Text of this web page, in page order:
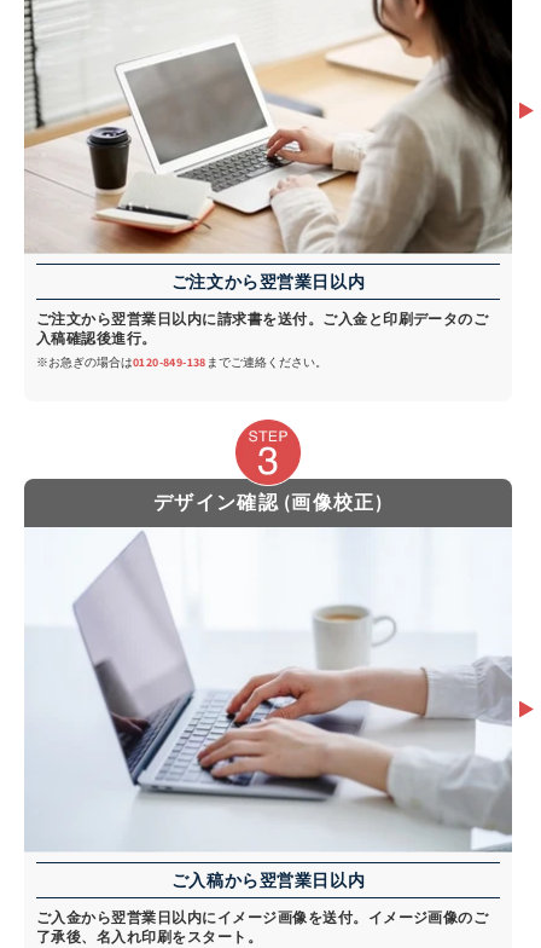
ご注文から翌営業日以内
ご注文から翌営業日以内に請求書を送付。ご入金と印刷データのご
入稿確認後進行。
※お急ぎの場合は0120-849-138 までご連絡ください。
デザイン確認 (画像校正)
ご入稿から翌営業日以内
ご入金から翌営業日以内にイメージ画像を送付。イメージ画像のご
了承後、名入れ印刷をスタート。